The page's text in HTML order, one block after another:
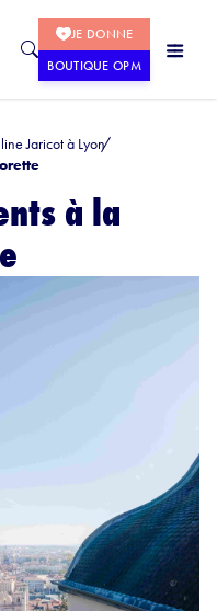
JE DONNE
BOUTIQUE OPM
Jaricot à Lyon
à la